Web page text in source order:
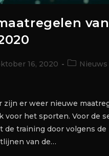
16, 2020
Nieuws
zijn er weer nieuwe
voor het sporten. Voor de
de training door volgens de
van de…